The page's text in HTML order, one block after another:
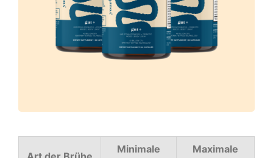
Minimale
Maximale